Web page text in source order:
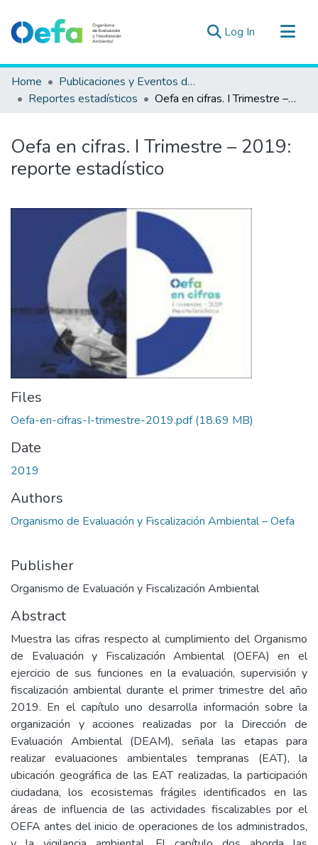
Log In (current)
Communities & Collections
All of DSpace
Estad. Externas
Guias ▾
Home
Publicaciones y Eventos del OEFA
Reportes estadísticos
Oefa en cifras. I Trimestre – 2019: reporte estadístico
Oefa en cifras. I Trimestre – 2019:
reporte estadístico
Files
Oefa-en-cifras-I-trimestre-2019.pdf(18.69 MB)
Date
2019
Authors
Organismo de Evaluación y Fiscalización Ambiental – Oefa
Publisher
Organismo de Evaluación y Fiscalización Ambiental
Abstract
Muestra las cifras respecto al cumplimiento del Organismo
de Evaluación y Fiscalización Ambiental (OEFA) en el
ejercicio de sus funciones en la evaluación, supervisión y
fiscalización ambiental durante el primer trimestre del año
2019. En el capítulo uno desarrolla información sobre la
organización y acciones realizadas por la Dirección de
Evaluación Ambiental (DEAM), señala las etapas para
realizar evaluaciones ambientales tempranas (EAT), la
ubicación geográfica de las EAT realizadas, la participación
ciudadana, los ecosistemas frágiles identificados en las
áreas de influencia de las actividades fiscalizables por el
OEFA antes del inicio de operaciones de los administrados,